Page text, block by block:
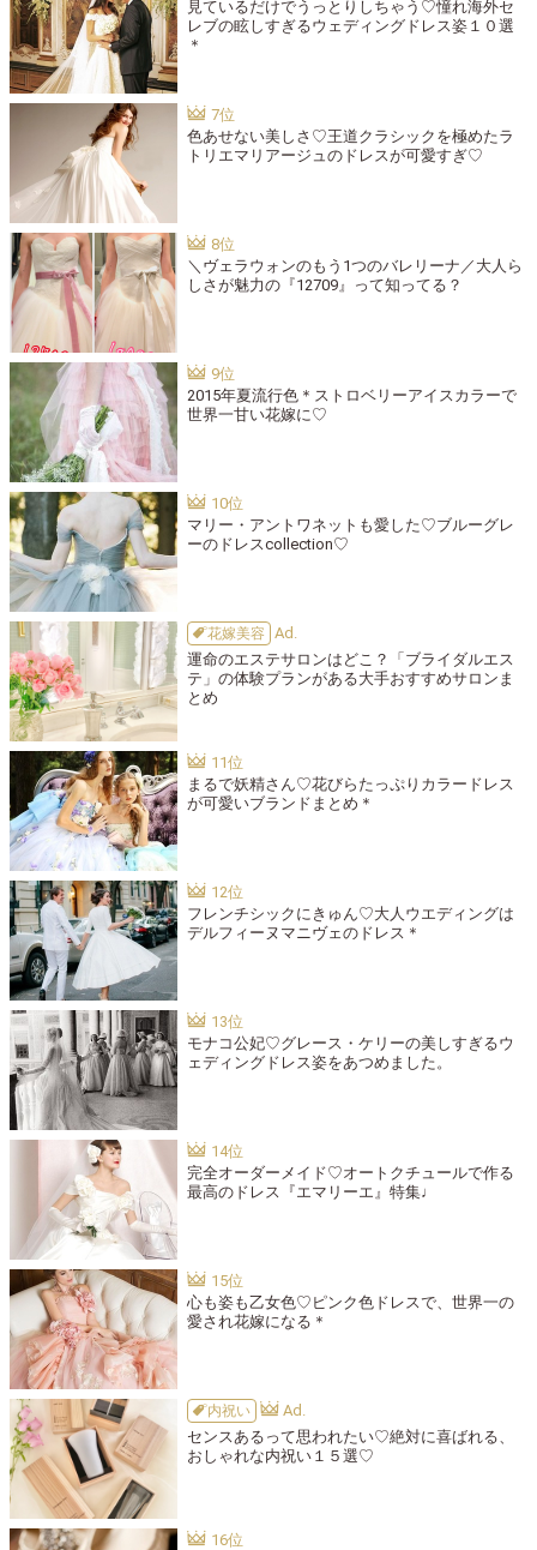
見ているだけでうっとりしちゃう♡憧れ海外セ
レブの眩しすぎるウェディングドレス姿１０選
＊
色あせない美しさ♡王道クラシックを極めたラ
トリエマリアージュのドレスが可愛すぎ♡
＼ヴェラウォンのもう1つのバレリーナ／大人ら
しさが魅力の『12709』って知ってる？
2015年夏流行色＊ストロベリーアイスカラーで
世界一甘い花嫁に♡
マリー・アントワネットも愛した♡ブルーグレ
ーのドレスcollection♡
花嫁美容
運命のエステサロンはどこ？「ブライダルエス
テ」の体験プランがある大手おすすめサロンま
とめ
まるで妖精さん♡花びらたっぷりカラードレス
が可愛いブランドまとめ＊
フレンチシックにきゅん♡大人ウエディングは
デルフィーヌマニヴェのドレス＊
モナコ公妃♡グレース・ケリーの美しすぎるウ
ェディングドレス姿をあつめました。
完全オーダーメイド♡オートクチュールで作る
最高のドレス『エマリーエ』特集♩
心も姿も乙女色♡ピンク色ドレスで、世界一の
愛され花嫁になる＊
内祝い
センスあるって思われたい♡絶対に喜ばれる、
おしゃれな内祝い１５選♡